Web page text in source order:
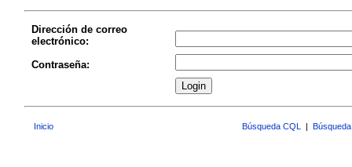
Dirección de correo
electrónico:
Contraseña:
Inicio Búsqueda CQL |